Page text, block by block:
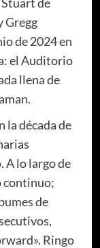
Gregg
de 2024 en
el Auditorio
llena de
la década de
A lo largo de
continuo;
de
Ringo